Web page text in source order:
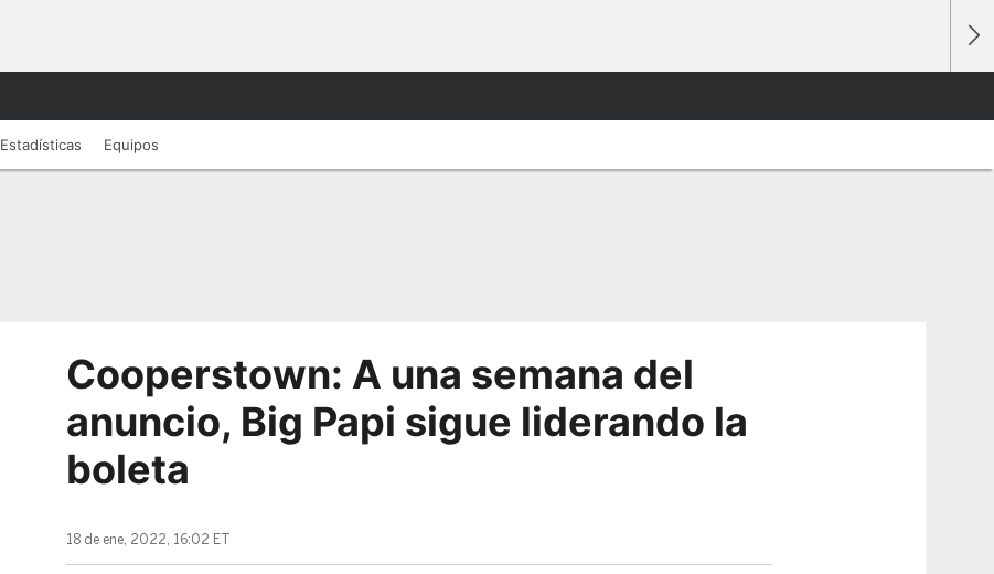
Estadísticas Equipos
Cooperstown: A una semana del
anuncio, Big Papi sigue liderando la
boleta
18 de ene, 2022, 16:02 ET